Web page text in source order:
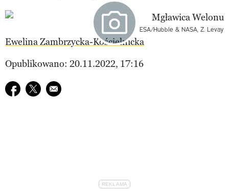
ESA/Hubble & NASA, Z. Levay
Ewelina Zambrzycka-Kościelnicka
Opublikowano: 20.11.2022, 17:16
Udostępnij na facebook
Udostępnij na twitter
E-mail do przyjaciela